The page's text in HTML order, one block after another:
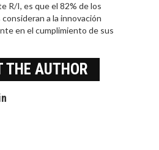
R/I, es que el 82% de los
a la innovación
en el cumplimiento de sus
THE AUTHOR